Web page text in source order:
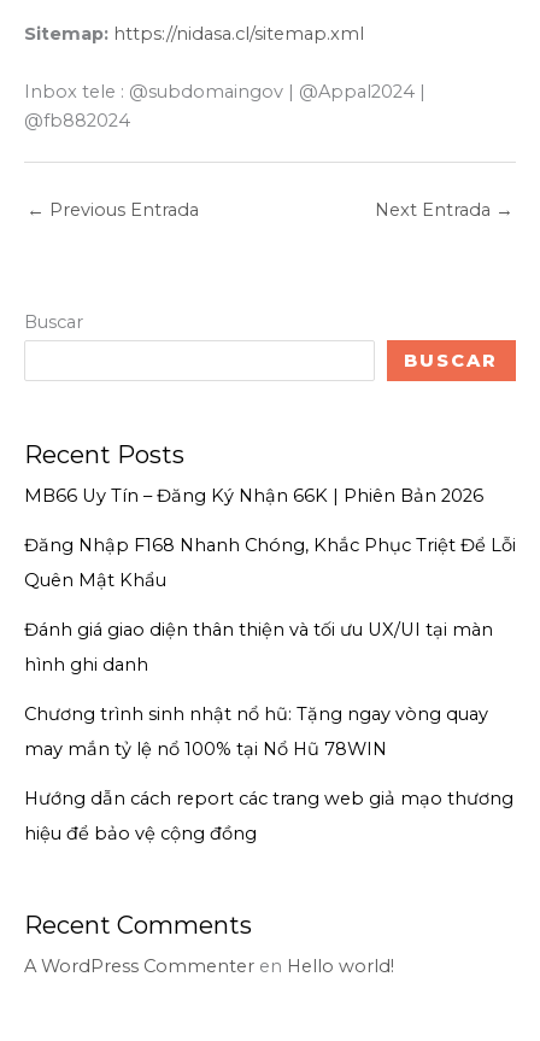
Sitemap: https://nidasa.cl/sitemap.xml
Inbox tele : @subdomaingov | @Appal2024 |
@fb882024
← Previous Entrada Next Entrada →
Buscar
BUSCAR
Recent Posts
MB66 Uy Tín – Đăng Ký Nhận 66K | Phiên Bản 2026
Đăng Nhập F168 Nhanh Chóng, Khắc Phục Triệt Để Lỗi
Quên Mật Khẩu
Đánh giá giao diện thân thiện và tối ưu UX/UI tại màn
hình ghi danh
Chương trình sinh nhật nổ hũ: Tặng ngay vòng quay
may mắn tỷ lệ nổ 100% tại Nổ Hũ 78WIN
Hướng dẫn cách report các trang web giả mạo thương
hiệu để bảo vệ cộng đồng
Recent Comments
A WordPress Commenter en Hello world!